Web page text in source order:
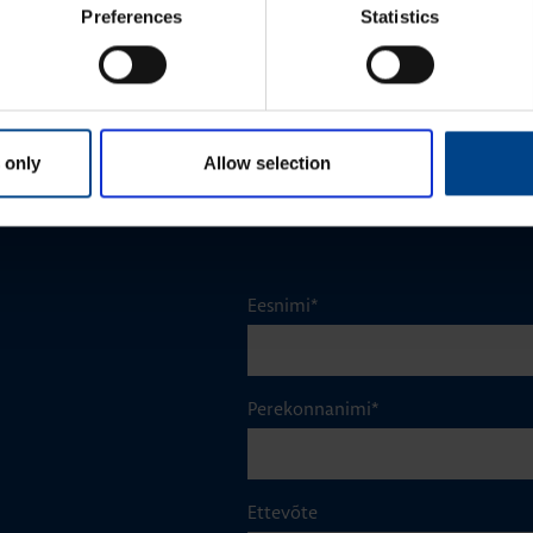
Preferences Statistics
only Allow selection
Abi­kon­takt (ESC, ER, SBN),
1NO+1NC, 6A, 230VAC
Eesnimi*
Perekonnanimi*
Ettevõte